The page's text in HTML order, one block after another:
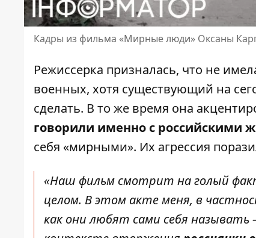
Кадры из фильма «Мирные люди» Оксаны
Режиссерка призналась, что не
военных, хотя существующий на
сделать. В то же время она
говорили именно с российскими
себя «мирными». Их агрессия
«Наш фильм смотрит на голый
целом. В этом акте меня, в
как они любят сами себя называть